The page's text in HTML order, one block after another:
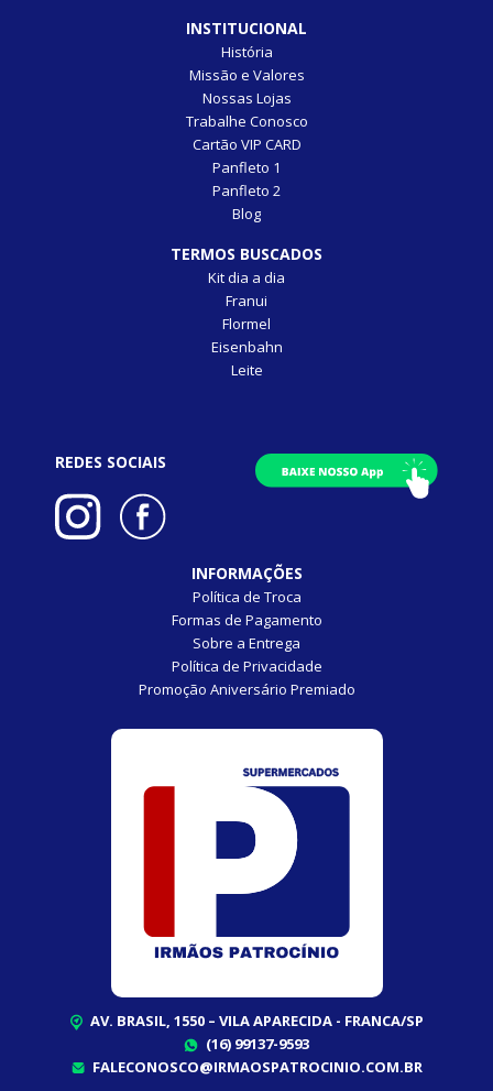
INSTITUCIONAL
História
Missão e Valores
Nossas Lojas
Trabalhe Conosco
Cartão VIP CARD
Panfleto 1
Panfleto 2
Blog
TERMOS BUSCADOS
Kit dia a dia
Franui
Flormel
Eisenbahn
Leite
REDES SOCIAIS
INFORMAÇÕES
Política de Troca
Formas de Pagamento
Sobre a Entrega
Política de Privacidade
Promoção Aniversário Premiado
AV. BRASIL, 1550 – VILA APARECIDA - FRANCA/SP
(16) 99137-9593
FALECONOSCO@IRMAOSPATROCINIO.COM.BR